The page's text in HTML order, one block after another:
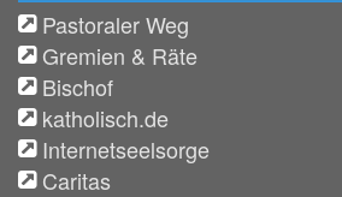
Pastoraler Weg
Gremien & Räte
Bischof
katholisch.de
Internetseelsorge
Caritas